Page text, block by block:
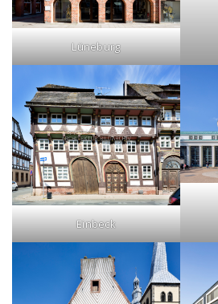
Lüneburg
Einbeck